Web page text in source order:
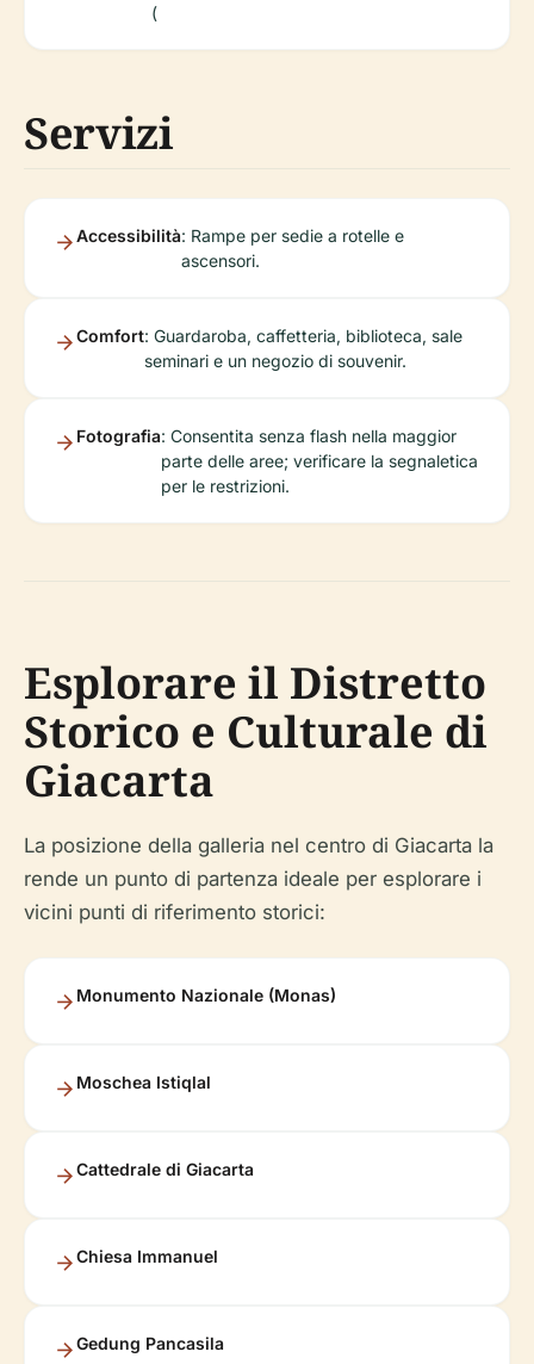
(
Servizi
Accessibilità: Rampe per sedie a rotelle e
ascensori.
Comfort: Guardaroba, caffetteria, biblioteca, sale
seminari e un negozio di souvenir.
Fotografia: Consentita senza flash nella maggior
parte delle aree; verificare la segnaletica
per le restrizioni.
Esplorare il Distretto
Storico e Culturale di
Giacarta
La posizione della galleria nel centro di Giacarta la
rende un punto di partenza ideale per esplorare i
vicini punti di riferimento storici:
Monumento Nazionale (Monas)
Moschea Istiqlal
Cattedrale di Giacarta
Chiesa Immanuel
Gedung Pancasila